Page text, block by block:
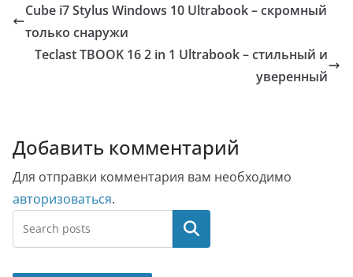
Cube i7 Stylus Windows 10 Ultrabook – скромный
только снаружи
Teclast TBOOK 16 2 in 1 Ultrabook – стильный и
уверенный
Добавить комментарий
Для отправки комментария вам необходимо
авторизоваться.
Поиск